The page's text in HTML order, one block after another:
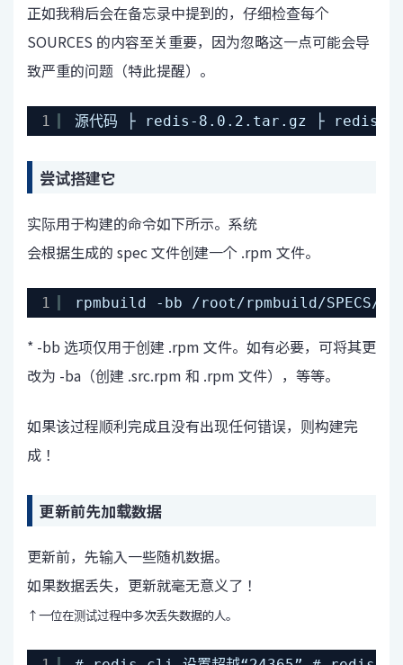
正如我稍后会在备忘录中提到的，仔细检查每个
SOURCES 的内容至关重要，因为忽略这一点可能会导
致严重的问题（特此提醒）。
1 源代码 ├ redis-8.0.2.tar.gz ├
尝试搭建它
实际用于构建的命令如下所示。系统
会根据生成的 spec 文件创建一个 .rpm 文件。
1 rpmbuild -bb /root/rpmbuild/SPECS/
* -bb 选项仅用于创建 .rpm 文件。如有必要，可将其更
改为 -ba（创建 .src.rpm 和 .rpm 文件），等等。
如果该过程顺利完成且没有出现任何错误，则构建完
成！
更新前先加载数据
更新前，先输入一些随机数据。
如果数据丢失，更新就毫无意义了！
↑一位在测试过程中多次丢失数据的人。